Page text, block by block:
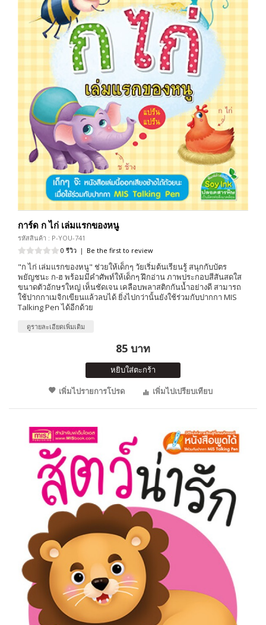
การ์ด ก ไก่ เล่มแรกของหนู
รหัสสินค้า : P-YOU-741
0 รีวิว | Be the first to review
"ก ไก่ เล่มแรกของหนู" ช่วยให้เด็กๆ วัยเริ่มต้นเรียนรู้ สนุกกับบัตร
พยัญชนะ ก-ฮ พร้อมมีคำศัพท์ให้เด็กๆ ฝึกอ่าน ภาพประกอบสีสันสดใส
ขนาดตัวอักษรใหญ่ เห็นชัดเจน เคลือบพลาสติกกันน้ำอย่างดี สามารถ
ใช้ปากกาเมจิกเขียนแล้วลบได้ ยิ่งไปกว่านั้นยังใช้ร่วมกับปากกา MIS
Talking Pen ได้อีกด้วย
ดูรายละเอียดเพิ่มเติม
85 บาท
หยิบใส่ตะกร้า
เพิ่มไปรายการโปรด
เพิ่มไปเปรียบเทียบ